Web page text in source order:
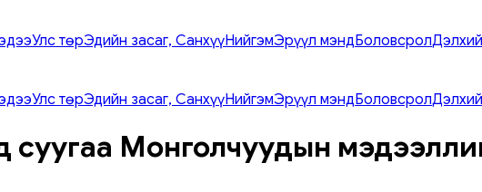
Улс төрЭдийн засаг, СанхүүНийгэмЭрүүл мэндБоловсролДэлхий
Улс төрЭдийн засаг, СанхүүНийгэмЭрүүл мэндБоловсролДэлхий
суугаа Монголчуудын